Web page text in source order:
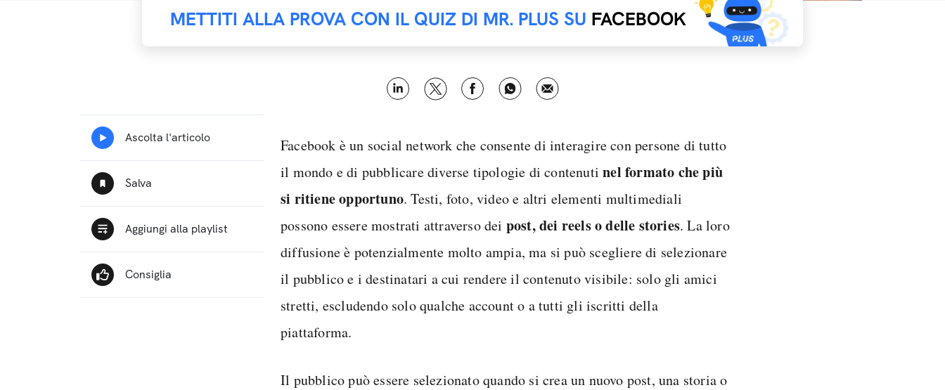
METTITI ALLA PROVA CON IL QUIZ DI MR. PLUS SU FACEBOOK
Facebook è un social network che consente di interagire con persone di tutto
il mondo e di pubblicare diverse tipologie di contenutinel formato che più
si ritiene opportuno. Testi, foto, video e altri elementi multimediali
possono essere mostrati attraverso dei post, dei reels o delle stories. La loro
diffusione è potenzialmente molto ampia, ma si può scegliere di selezionare
il pubblico e i destinatari a cui rendere il contenuto visibile: solo gli amici
stretti, escludendo solo qualche account o a tutti gli iscritti della
piattaforma.
Il pubblico può essere selezionato quando si crea un nuovo post, una storia o